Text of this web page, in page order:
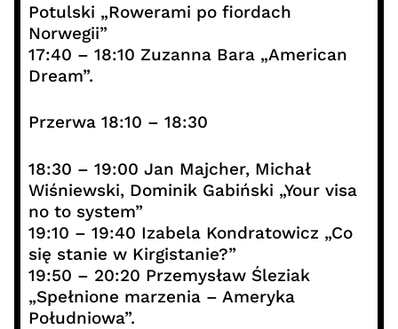
Potulski „Rowerami po fiordach
Norwegii”
17:40 – 18:10 Zuzanna Bara „American
Dream”.
Przerwa 18:10 – 18:30
18:30 – 19:00 Jan Majcher, Michał
Wiśniewski, Dominik Gabiński „Your visa
no to system”
19:10 – 19:40 Izabela Kondratowicz „Co
się stanie w Kirgistanie?”
19:50 – 20:20 Przemysław Śleziak
„Spełnione marzenia – Ameryka
Południowa”.